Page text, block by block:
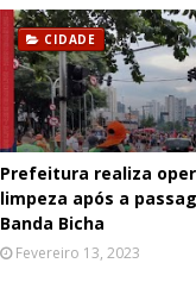
CIDADE
Prefeitura realiza
limpeza após a
Banda Bicha
Fevereiro 13, 2023